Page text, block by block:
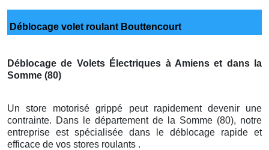
Déblocage volet roulant Bouttencourt
Déblocage de Volets Électriques à Amiens et dans la
Somme (80)
Un store motorisé grippé peut rapidement devenir une
contrainte. Dans le département de la Somme (80), notre
entreprise est spécialisée dans le déblocage rapide et
efficace de vos stores roulants .